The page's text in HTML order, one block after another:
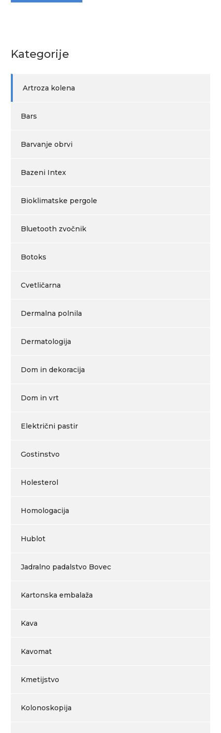
Kategorije
Artroza kolena
Bars
Barvanje obrvi
Bazeni Intex
Bioklimatske pergole
Bluetooth zvočnik
Botoks
Cvetličarna
Dermalna polnila
Dermatologija
Dom in dekoracija
Dom in vrt
Električni pastir
Gostinstvo
Holesterol
Homologacija
Hublot
Jadralno padalstvo Bovec
Kartonska embalaža
Kava
Kavomat
Kmetijstvo
Kolonoskopija